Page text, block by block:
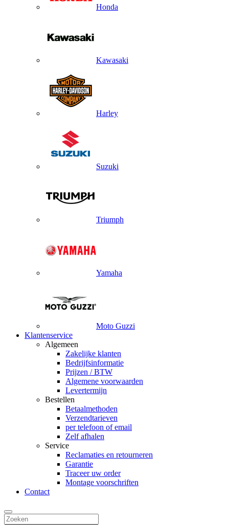
Honda
Kawasaki
Harley
Suzuki
Triumph
Yamaha
Moto Guzzi
Klantenservice
Algemeen
Zakelijke klanten
Bedrijfsinformatie
Prijzen / BTW
Algemene voorwaarden
Levertermijn
Bestellen
Betaalmethoden
Verzendtarieven
per telefoon of email
Zelf afhalen
Service
Reclamaties en retourneren
Garantie
Traceer uw order
Montage voorschriften
Contact